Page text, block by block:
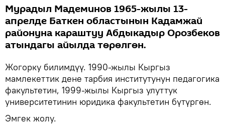
Мурадыл Мадеминов 1965-жылы 13-
апрелде Баткен областынын Кадамжай
районуна караштуу Абдыкадыр Орозбеков
атындагы айылда төрөлгөн.
Жогорку билимдүү. 1990-жылы Кыргыз
мамлекеттик дене тарбия институтунун педагогика
факультетин, 1999-жылы Кыргыз улуттук
университетинин юридика факультетин бүтүргөн.
Эмгек жолу.